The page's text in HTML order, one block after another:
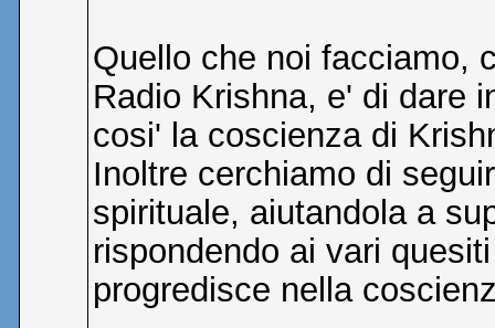
Quello che noi facciamo,
Radio Krishna, e' di dare
cosi' la coscienza di
Inoltre cerchiamo di
spirituale, aiutandola a
rispondendo ai vari
progredisce nella